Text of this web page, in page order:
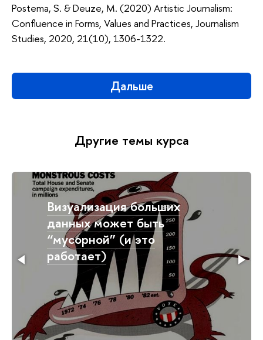
Postema, S. & Deuze, M. (2020) Artistic Journalism:
Confluence in Forms, Values and Practices, Journalism
Studies, 2020, 21(10), 1306-1322.
Дальше
Другие темы курса
Визуализация больших
данных может быть
“мусорной” (и это
работает)